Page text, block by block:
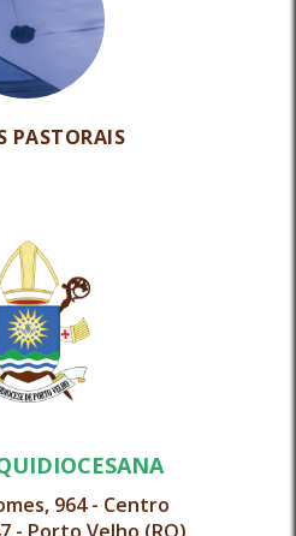
PASTORAIS
964 - Centro